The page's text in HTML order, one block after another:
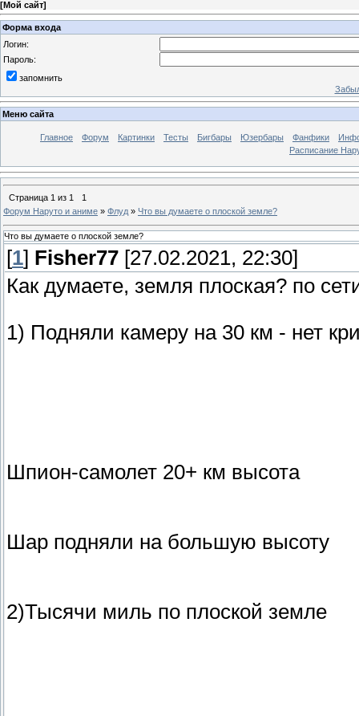
[Мой сайт]
Форма входа
Логин:
Пароль:
запомнить
Меню сайта
Главное Форум Картинки Тесты Бигбары Юзербары Фанфики
Расписание
Страница 1 из 1
1
Форум Наруто и аниме » Флуд » Что вы думаете о плоской земле?
Что вы думаете о плоской земле?
[1] Fisher77 [27.02.2021, 22:30]
Как думаете, земля плоская? по
1) Подняли камеру на 30 км - нет
Шпион-самолет 20+ км высота
Шар подняли на большую высоту
2)Тысячи миль по плоской земле